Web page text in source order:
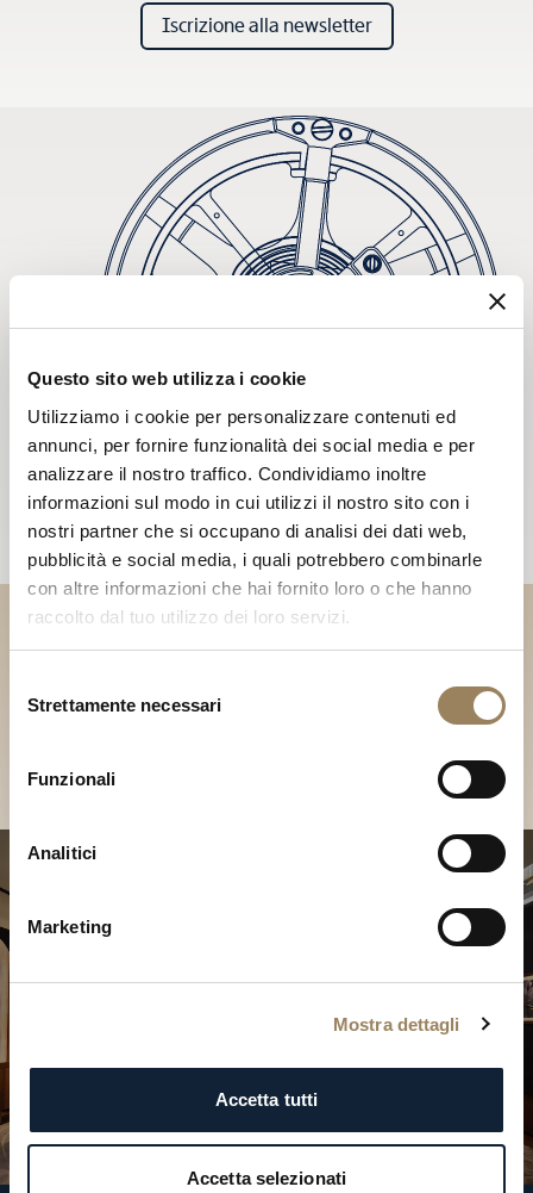
Questo sito web utilizza i cookie
Utilizziamo i cookie per personalizzare contenuti ed
annunci, per fornire funzionalità dei social media e per
analizzare il nostro traffico. Condividiamo inoltre
informazioni sul modo in cui utilizzi il nostro sito con i
nostri partner che si occupano di analisi dei dati web,
pubblicità e social media, i quali potrebbero combinarle
con altre informazioni che hai fornito loro o che hanno
raccolto dal tuo utilizzo dei loro servizi.
delStrettamente necessari
Funzionali
Analitici
Marketing
Mostra dettagli
Accetta tutti
Accetta selezionati
Iscrizione alla newsletter
Scopri le nostre collezioni in
Boutique